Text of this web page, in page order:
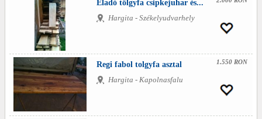
Eladó tölgyfa csipkejuhar és...
Hargita - Székelyudvarhely
Regi fabol tolgyfa asztal
Hargita - Kapolnasfalu
1.550 RON